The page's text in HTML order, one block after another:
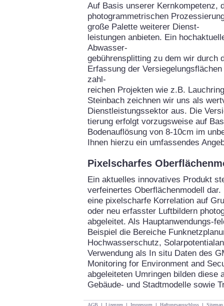
Auf Basis unserer Kernkompetenz,
photogrammetrischen
große Palette weiterer Dienst-
leistungen anbieten. Ein
Abwasser-
gebührensplitting zu dem wir durch
Erfassung der
zahl-
reichen Projekten wie z.B.
Steinbach zeichnen wir uns als
Dienstleistungssektor aus. Die
tierung erfolgt vorzugsweise auf
Bodenauflösung von 8-10cm im
Ihnen hierzu ein umfassendes
Pixelscharfes
Ein aktuelles innovatives Produkt
verfeinertes Oberflächenmodell
eine pixelscharfe Korrelation auf
oder neu erfasster Luftbildern
abgeleitet. Als Hauptanwendungs-
Beispiel die Bereiche
Hochwasserschutz,
Verwendung als In situ Daten des
Monitoring for Environment and
abgeleiteten Umringen bilden diese
Gebäude- und Stadtmodelle sowie
AGB | Lizenzen | Impressum | Haftungsausschluss | Sitemap